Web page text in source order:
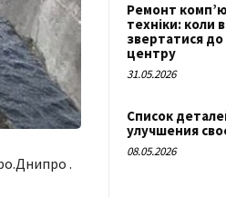
.
Ремонт
техніки: коли
звертатися до
центру
31.05.2026
Список
улучшения
08.05.2026